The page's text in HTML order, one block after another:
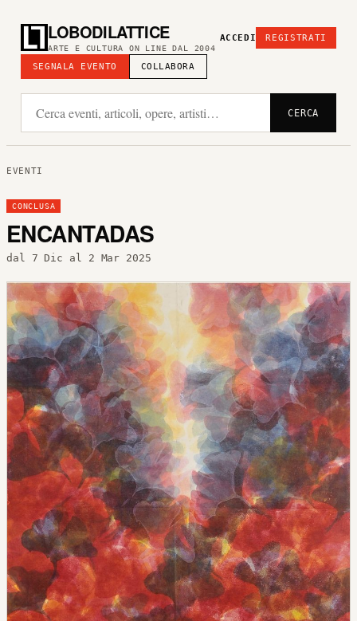
LOBODILATTICE
ARTE E CULTURA ON LINE DAL 2004
SEGNALA EVENTO COLLABORA
ACCEDI REGISTRATI
CERCA
EVENTI
CONCLUSA
ENCANTADAS
dal 7 Dic al 2 Mar 2025